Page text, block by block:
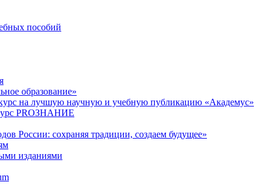
пособий
образование»
на лучшую научную и учебную публикацию «Академус»
PROЗНАНИЕ
России: сохраняя традиции, создаем будущее»
изданиями